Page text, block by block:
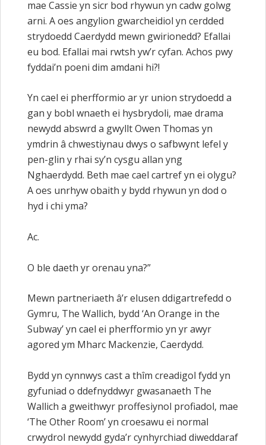
mae Cassie yn sicr bod rhywun yn cadw golwg
arni. A oes angylion gwarcheidiol yn cerdded
strydoedd Caerdydd mewn gwirionedd? Efallai
eu bod. Efallai mai rwtsh yw’r cyfan. Achos pwy
fyddai’n poeni dim amdani hi?!
Yn cael ei pherfformio ar yr union strydoedd a
gan y bobl wnaeth ei hysbrydoli, mae drama
newydd abswrd a gwyllt Owen Thomas yn
ymdrin â chwestiynau dwys o safbwynt lefel y
pen-glin y rhai sy’n cysgu allan yng
Nghaerdydd. Beth mae cael cartref yn ei olygu?
A oes unrhyw obaith y bydd rhywun yn dod o
hyd i chi yma?
Ac.
O ble daeth yr orenau yna?”
Mewn partneriaeth â’r elusen ddigartrefedd o
Gymru, The Wallich, bydd ‘An Orange in the
Subway’ yn cael ei pherfformio yn yr awyr
agored ym Mharc Mackenzie, Caerdydd.
Bydd yn cynnwys cast a thîm creadigol fydd yn
gyfuniad o ddefnyddwyr gwasanaeth The
Wallich a gweithwyr proffesiynol profiadol, mae
‘The Other Room’ yn croesawu ei normal
crwydrol newydd gyda’r cynhyrchiad diweddaraf